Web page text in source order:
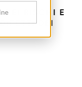
DEI RISCHI E
DEI